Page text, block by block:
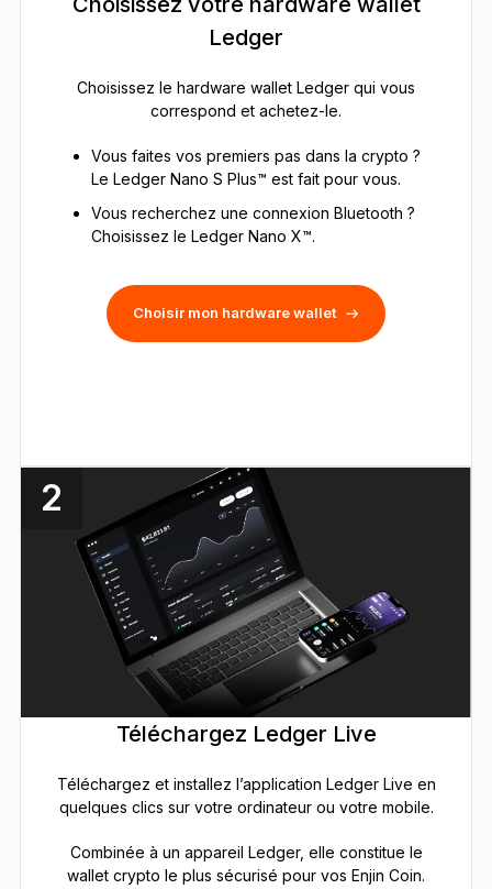
Ledger
Choisissez le hardware wallet Ledger qui vous
correspond et achetez-le.
Vous faites vos premiers pas dans la crypto ?
Le Ledger Nano S Plus™ est fait pour vous.
Vous recherchez une connexion Bluetooth ?
Choisissez le Ledger Nano X™.
Choisir mon hardware wallet
2
Téléchargez Ledger Live
Téléchargez et installez l’application Ledger Live en
quelques clics sur votre ordinateur ou votre mobile.
Combinée à un appareil Ledger, elle constitue le
wallet crypto le plus sécurisé pour vos Enjin Coin.